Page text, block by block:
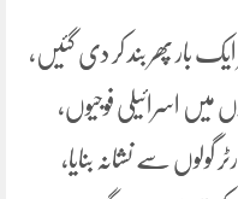
بار پھر بند کر دی گئیں،
میں اسرائیلی فوجیوں،
گولوں سے نشانہ بنایا،